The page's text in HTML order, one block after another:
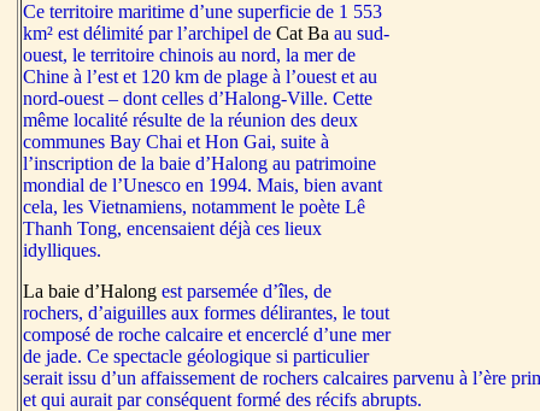
Ce territoire maritime d’une superficie de 1 553
km² est délimité par l’archipel de Cat Ba au sud-
ouest, le territoire chinois au nord, la mer de
Chine à l’est et 120 km de plage à l’ouest et au
nord-ouest – dont celles d’Halong-Ville. Cette
même localité résulte de la réunion des deux
communes Bay Chai et Hon Gai, suite à
l’inscription de la baie d’Halong au patrimoine
mondial de l’Unesco en 1994. Mais, bien avant
cela, les Vietnamiens, notamment le poète Lê
Thanh Tong, encensaient déjà ces lieux
idylliques.
La baie d’Halong est parsemée d’îles, de
rochers, d’aiguilles aux formes délirantes, le tout
composé de roche calcaire et encerclé d’une mer
de jade. Ce spectacle géologique si particulier
serait issu d’un affaissement de rochers calcaires parvenu à l’ère
et qui aurait par conséquent formé des récifs abrupts.